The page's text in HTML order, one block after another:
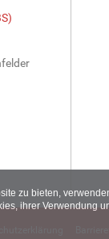
zu bieten,
ihrer Verwendung